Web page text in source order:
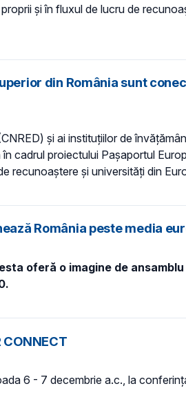
și în fluxul de lucru de
din România sunt
și ai instituțiilor de
cadrul proiectului Pașaportul
recunoaștere și universități din
România peste media
oferă o imagine de
6 - 7 decembrie a.c., la